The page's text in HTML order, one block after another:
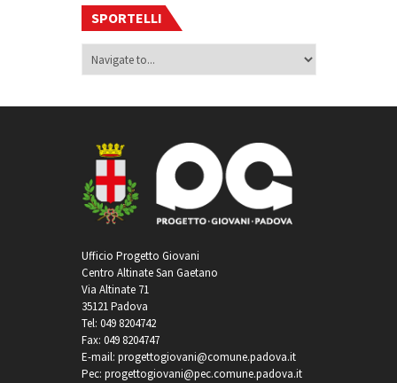
SPORTELLI
Ufficio Progetto Giovani
Centro Altinate San Gaetano
Via Altinate 71
35121 Padova
Tel: 049 8204742
Fax: 049 8204747
E-mail: progettogiovani@comune.padova.it
Pec: progettogiovani@pec.comune.padova.it